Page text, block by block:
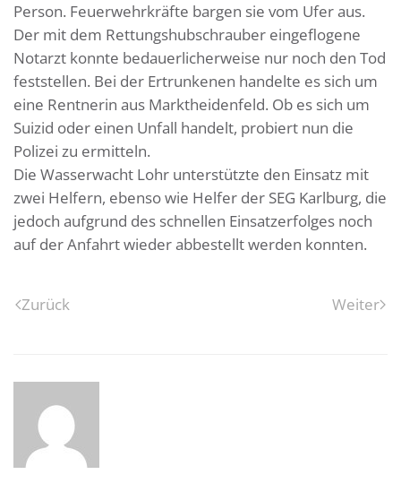
Person. Feuerwehrkräfte bargen sie vom Ufer aus.
Der mit dem Rettungshubschrauber eingeflogene
Notarzt konnte bedauerlicherweise nur noch den Tod
feststellen. Bei der Ertrunkenen handelte es sich um
eine Rentnerin aus Marktheidenfeld. Ob es sich um
Suizid oder einen Unfall handelt, probiert nun die
Polizei zu ermitteln.
Die Wasserwacht Lohr unterstützte den Einsatz mit
zwei Helfern, ebenso wie Helfer der SEG Karlburg, die
jedoch aufgrund des schnellen Einsatzerfolges noch
auf der Anfahrt wieder abbestellt werden konnten.
Zurück Weiter